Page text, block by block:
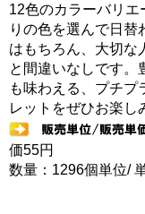
12色のカラーバリエ
りの色を選んで日替
はもちろん、大切な
と間違いなしです。
も味わえる、プチプ
レットをぜひお楽し
価55円
数量：1296個単位/